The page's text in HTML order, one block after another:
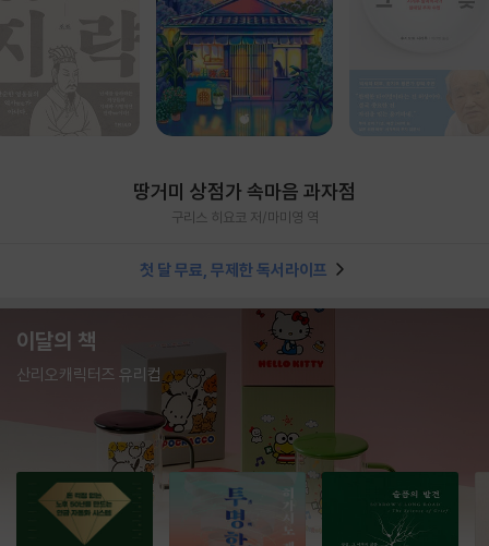
땅거미 상점가 속마음 과자점
구리스 히요코 저/마미영 역
첫 달 무료, 무제한 독서라이프
이달의 책
산리오캐릭터즈 유리컵